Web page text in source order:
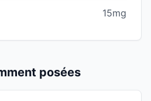
15mg
posées